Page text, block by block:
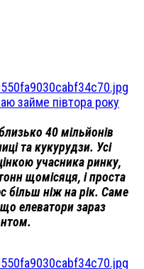
займе півтора року
40 мільйонів
та кукурудзи. Усі
учасника ринку,
щомісяця, і проста
більш ніж на рік. Саме
елеватори зараз